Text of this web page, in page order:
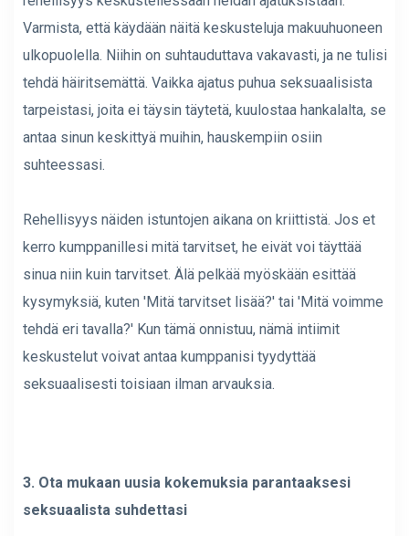
Varmista, että käydään näitä keskusteluja makuuhuoneen
ulkopuolella. Niihin on suhtauduttava vakavasti, ja ne tulisi
tehdä häiritsemättä. Vaikka ajatus puhua seksuaalisista
tarpeistasi, joita ei täysin täytetä, kuulostaa hankalalta, se
antaa sinun keskittyä muihin, hauskempiin osiin
suhteessasi.
Rehellisyys näiden istuntojen aikana on kriittistä. Jos et
kerro kumppanillesi mitä tarvitset, he eivät voi täyttää
sinua niin kuin tarvitset. Älä pelkää myöskään esittää
kysymyksiä, kuten 'Mitä tarvitset lisää?' tai 'Mitä voimme
tehdä eri tavalla?' Kun tämä onnistuu, nämä intiimit
keskustelut voivat antaa kumppanisi tyydyttää
seksuaalisesti toisiaan ilman arvauksia.
3. Ota mukaan uusia kokemuksia parantaaksesi
seksuaalista suhdettasi